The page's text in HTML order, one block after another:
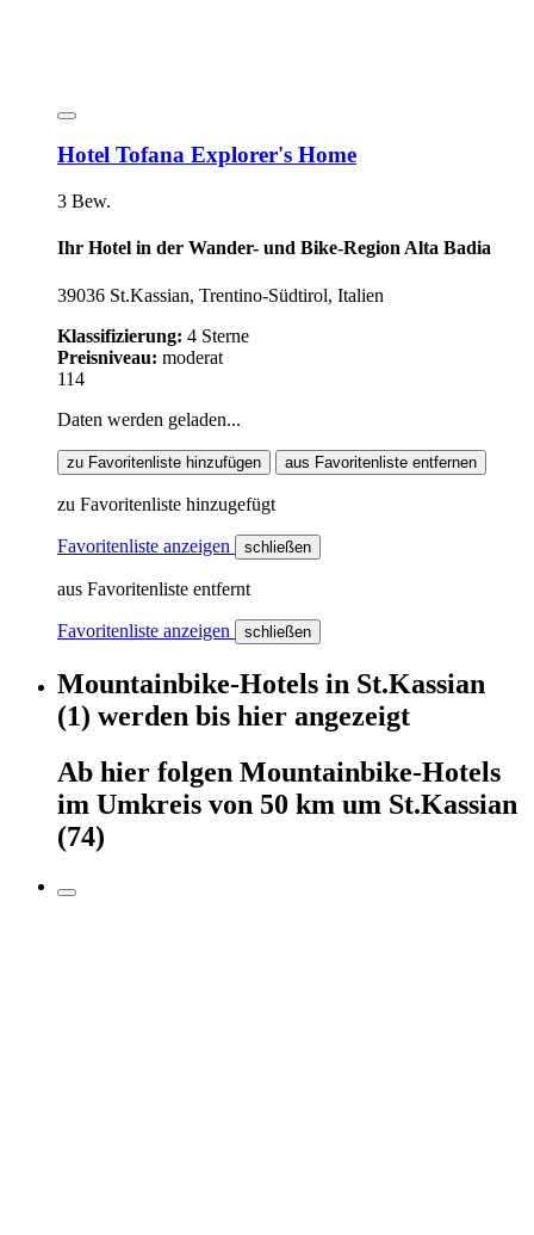
Hotel Tofana Explorer's Home
3 Bew.
Ihr Hotel in der Wander- und Bike-Region Alta Badia
39036 St.Kassian, Trentino-Südtirol, Italien
Klassifizierung: 4 Sterne
Preisniveau: moderat
114
Daten werden geladen...
zu Favoritenliste hinzufügen aus Favoritenliste entfernen
zu Favoritenliste hinzugefügt
Favoritenliste anzeigen schließen
aus Favoritenliste entfernt
Favoritenliste anzeigen schließen
Mountainbike-Hotels in St.Kassian
(1) werden bis hier angezeigt
Ab hier folgen Mountainbike-Hotels
im Umkreis von 50 km um St.Kassian
(74)